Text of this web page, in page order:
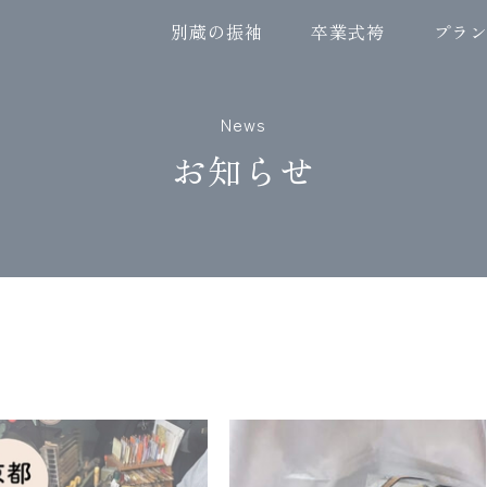
別蔵の振袖 卒業式袴 プラ
News
お知らせ